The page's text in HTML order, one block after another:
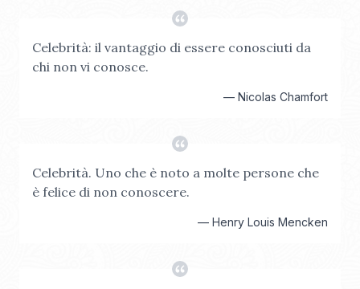
Celebrità: il vantaggio di essere conosciuti da
chi non vi conosce.
— Nicolas Chamfort
Celebrità. Uno che è noto a molte persone che
è felice di non conoscere.
— Henry Louis Mencken